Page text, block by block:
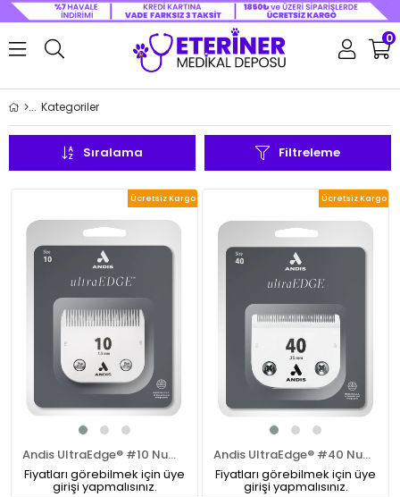
0
Kategoriler
Filtreleme
Sıralama
Andis UltraEdge® #10 Numara Pet Tıraş Makinesi Bıçağı
Ücretsiz Kargo
Fiyatları görebilmek için üye
girişi yapmalısınız.
Andis UltraEdge® #40 Numara Pet Tıraş Makinesi Bıçağı
Ücretsiz Kargo
Fiyatları görebilmek için üye
girişi yapmalısınız.